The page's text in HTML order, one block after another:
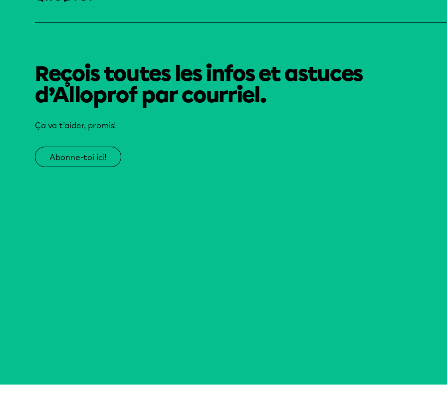
Reçois toutes les infos et astuces
d’Alloprof par courriel.
Ça va t’aider, promis!
Abonne-toi ici!